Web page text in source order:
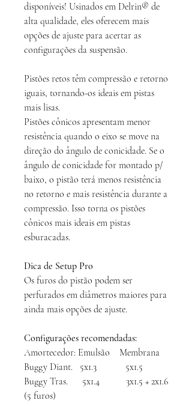
disponíveis! Usinados em Delrin® de
alta qualidade, eles oferecem mais
opções de ajuste para acertar as
configurações da suspensão.
Pistões retos têm compressão e retorno
iguais, tornando-os ideais em pistas
mais lisas.
Pistões cônicos apresentam menor
resistência quando o eixo se move na
direção do ângulo de conicidade. Se o
ângulo de conicidade for montado p/
baixo, o pistão terá menos resistência
no retorno e mais resistência durante a
compressão. Isso torna os pistões
cônicos mais ideais em pistas
esburacadas.
Dica de Setup Pro
Os furos do pistão podem ser
perfurados em diâmetros maiores para
ainda mais opções de ajuste.
Configurações recomendadas:
Amortecedor: Emulsão Membrana
Buggy Diant. 5x1.3 5x1.5
Buggy Tras. 5x1.4 3x1.5 + 2x1.6
(5 furos)